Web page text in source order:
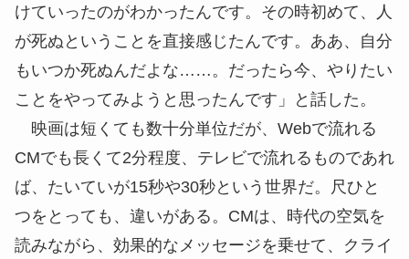
けていったのがわかったんです。その時初めて、人
が死ぬということを直接感じたんです。ああ、自分
もいつか死ぬんだよな……。だったら今、やりたい
ことをやってみようと思ったんです」と話した。
映画は短くても数十分単位だが、Webで流れる
CMでも長くて2分程度、テレビで流れるものであれ
ば、たいていが15秒や30秒という世界だ。尺ひと
つをとっても、違いがある。CMは、時代の空気を
読みながら、効果的なメッセージを乗せて、クライ